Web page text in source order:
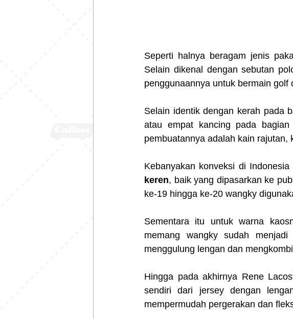
Seperti halnya beragam jenis
Selain dikenal dengan sebutan
penggunaannya untuk bermain
Selain identik dengan kerah pada
atau empat kancing pada
pembuatannya adalah kain
Kebanyakan konveksi di
keren, baik yang dipasarkan ke
ke-19 hingga ke-20 wangky
Sementara itu untuk warna
memang wangky sudah
menggulung lengan dan
Hingga pada akhirnya Rene
sendiri dari jersey dengan
mempermudah pergerakan dan